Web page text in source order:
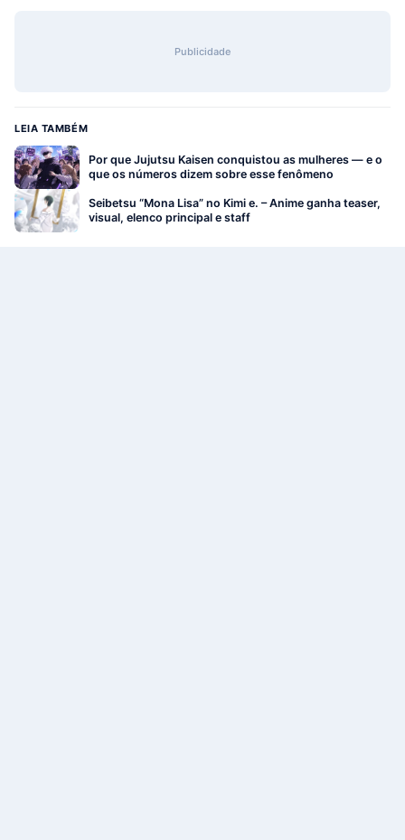
Publicidade
LEIA TAMBÉM
Por que Jujutsu Kaisen conquistou as mulheres — e o
que os números dizem sobre esse fenômeno
Seibetsu “Mona Lisa” no Kimi e. – Anime ganha teaser,
visual, elenco principal e staff